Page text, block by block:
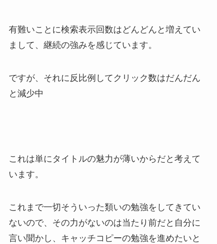
有難いことに検索表示回数はどんどんと増えてい
まして、継続の強みを感じています。
ですが、それに反比例してクリック数はだんだん
と減少中
これは単にタイトルの魅力が薄いからだと考えて
います。
これまで一切そういった類いの勉強をしてきてい
ないので、その力がないのは当たり前だと自分に
言い聞かし、キャッチコピーの勉強を進めたいと